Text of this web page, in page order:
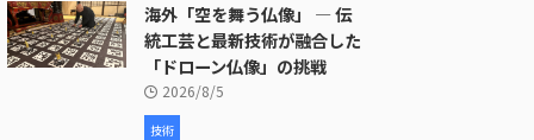
海外「空を舞う仏像」 ― 伝
統工芸と最新技術が融合した
「ドローン仏像」の挑戦
2026/8/5
技術